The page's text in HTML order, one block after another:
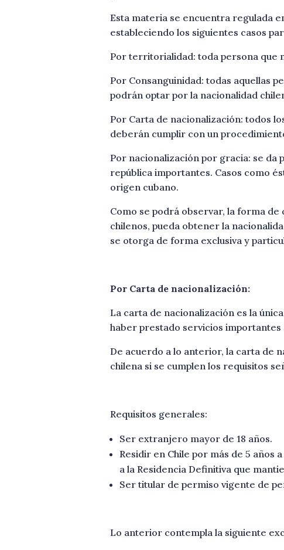
Esta materia se encuentra regulada
estableciendo los siguientes casos
Por territorialidad: toda persona que
Por Consanguinidad: todas aquellas
podrán optar por la nacionalidad
Por Carta de nacionalización: todos
deberán cumplir con un
Por nacionalización por gracia: se da
república importantes. Casos como
origen cubano.
Como se podrá observar, la forma
chilenos, pueda obtener la
se otorga de forma exclusiva y
Por Carta de nacionalización:
La carta de nacionalización es la
haber prestado servicios importantes
De acuerdo a lo anterior, la carta de
chilena si se cumplen los requisitos
Requisitos generales:
Ser extranjero mayor de 18 años.
Residir en Chile por más de 5 años
a la Residencia Definitiva que
Ser titular de permiso vigente de
Lo anterior contempla la siguiente